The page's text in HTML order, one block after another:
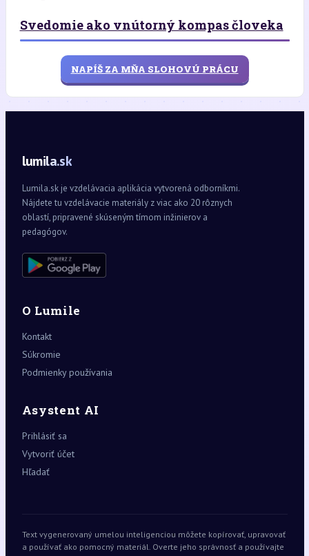
Svedomie ako vnútorný kompas človeka
NAPÍŠ ZA MŇA SLOHOVÚ PRÁCU
lumila.sk
Lumila.sk je vzdelávacia aplikácia vytvorená odborníkmi.
Nájdete tu vzdelávacie materiály z viac ako 20 rôznych
oblastí, pripravené skúseným tímom inžinierov a
pedagógov.
O Lumile
Kontakt
Súkromie
Podmienky používania
Asystent AI
Prihlásiť sa
Vytvoriť účet
Hľadať
Text vygenerovaný umelou inteligenciou môžete kopírovať, upravovať
a používať ako pomocný materiál. Overte jeho správnosť a používajte